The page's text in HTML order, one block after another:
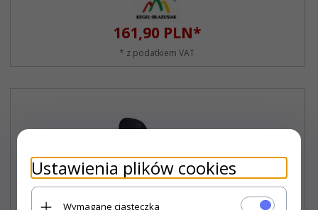
161,90 PLN*
* z podatkiem VAT
Ustawienia plików cookies
Wymagane ciasteczka